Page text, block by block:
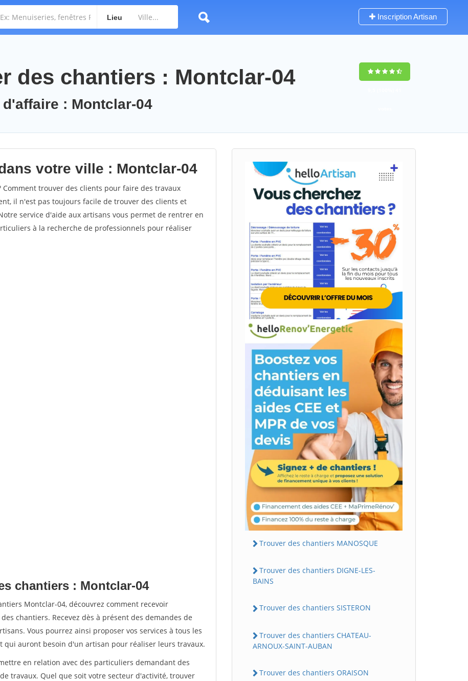
Lieu Inscription Artisan
des chantiers : Montclar-04
: Montclar-04
votre ville : Montclar-04
trouver des clients pour faire des travaux
il n'est pas toujours facile de trouver des clients et
service d'aide aux artisans vous permet de rentrer en
à la recherche de professionnels pour réaliser
chantiers : Montclar-04
Montclar-04, découvrez comment recevoir
chantiers. Recevez dès à présent des demandes de
Vous pourrez ainsi proposer vos services à tous les
qui auront besoin d'un artisan pour réaliser leurs travaux.
en relation avec des particuliers demandant des
travaux. Quel que soit votre secteur d'activité, trouver
Trouver des chantiers MANOSQUE
Trouver des chantiers DIGNE-LES-
BAINS
Trouver des chantiers SISTERON
Trouver des chantiers CHATEAU-
ARNOUX-SAINT-AUBAN
Trouver des chantiers ORAISON